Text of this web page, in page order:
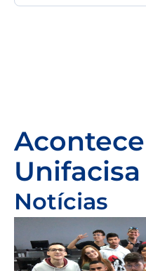
Unifacisa
Notícias